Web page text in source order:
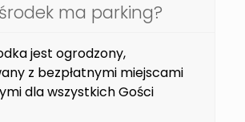
ma parking?
jest ogrodzony,
z bezpłatnymi miejscami
dla wszystkich Gości